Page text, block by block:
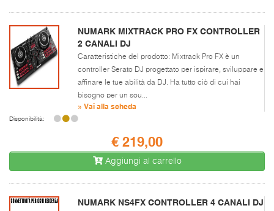
NUMARK MIXTRACK PRO FX CONTROLLER
2 CANALI DJ
Caratteristiche del prodotto: Mixtrack Pro FX è un
controller Serato DJ progettato per ispirare, sviluppare e
affinare le tue abilità da DJ. Ha tutto ciò di cui hai
bisogno per un sou...
» Vai alla scheda
Disponibilità:
€ 219,00
Aggiungi al carrello
NUMARK NS4FX CONTROLLER 4 CANALI DJ